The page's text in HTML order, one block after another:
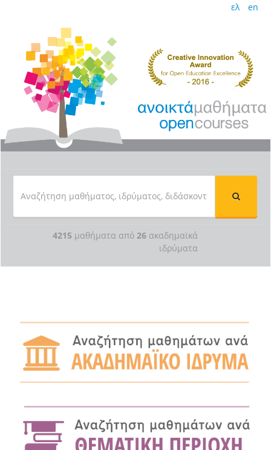
ελ en
4215 μαθήματα από 26 ακαδημαϊκά
ιδρύματα